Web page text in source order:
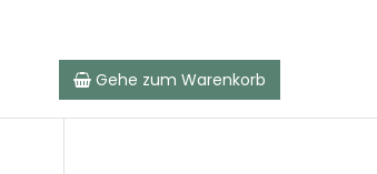
Gehe zum Warenkorb